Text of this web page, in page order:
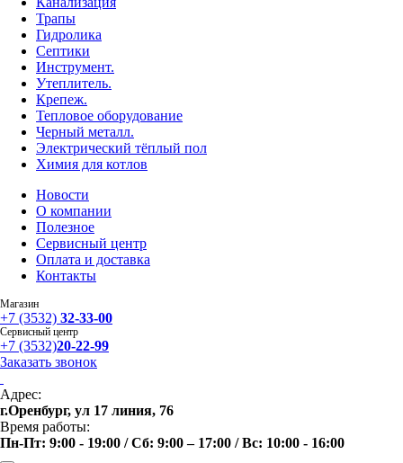
Трапы
Гидролика
Септики
Инструмент.
Утеплитель.
Крепеж.
Тепловое оборудование
Черный металл.
Электрический тёплый пол
Химия для котлов
Новости
О компании
Полезное
Сервисный центр
Оплата и доставка
Контакты
Магазин
+7 (3532) 32-33-00
Сервисный центр
+7 (3532)20-22-99
Заказать звонок
Адрес:
г.Оренбург, ул 17 линия, 76
Время работы:
Пн-Пт: 9:00 - 19:00 / Сб: 9:00 – 17:00 / Вс: 10:00 - 16:00